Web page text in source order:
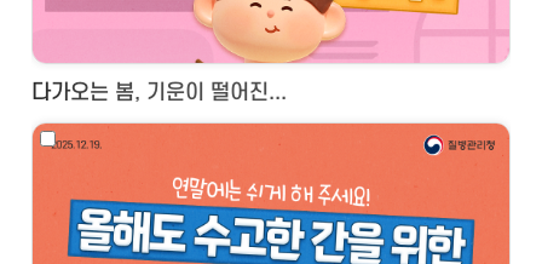
다가오는 봄, 기운이 떨어진...